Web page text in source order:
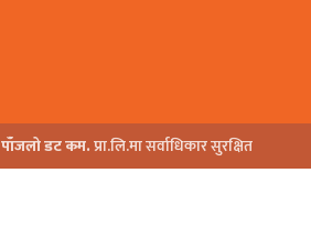
पाँजलो डट कम.प्रा.लि.मा सर्वाधिकार सुरक्षित